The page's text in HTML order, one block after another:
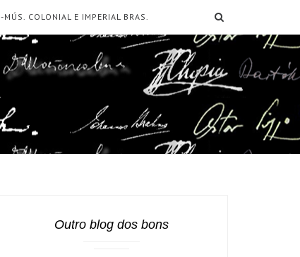
-MÚS. COLONIAL E IMPERIAL BRAS.
Outro blog dos bons